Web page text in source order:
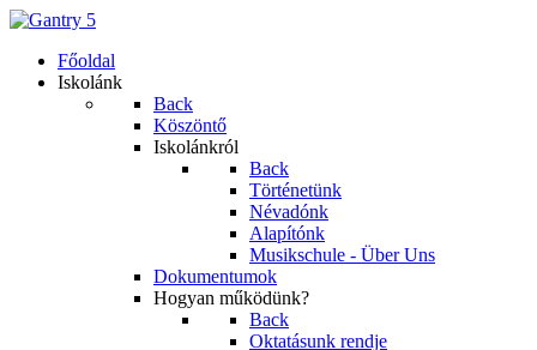
Főoldal
Iskolánk
Back
Köszöntő
Iskolánkról
Back
Történetünk
Névadónk
Alapítónk
Musikschule - Über Uns
Dokumentumok
Hogyan működünk?
Back
Oktatásunk rendje